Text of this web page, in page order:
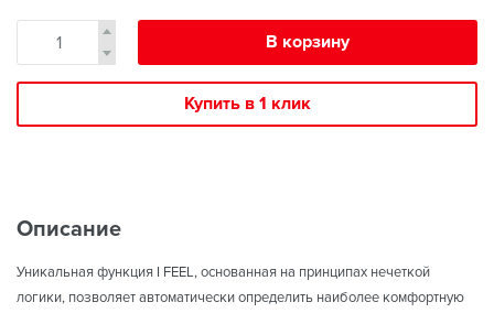
В корзину
Купить в 1 клик
Описание
Уникальная функция I FEEL, основанная на принципах нечеткой
логики, позволяет автоматически определить наиболее комфортную